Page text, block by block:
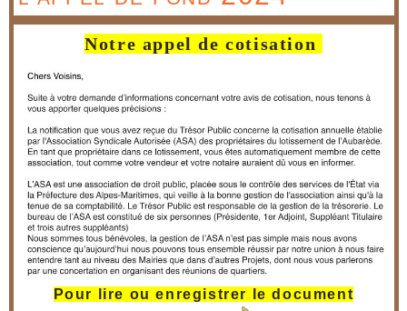
Notre appel de cotisation
Pour lire ou enregistrer le document